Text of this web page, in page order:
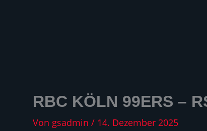
RBC KÖLN 99ERS –
Von gsadmin / 14. Dezember 2025